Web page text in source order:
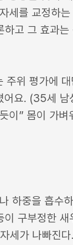
세를 교정하
고 그 효과는
위 평가에
어요. (35세 남
이” 몸이 가
하중을 흡수
구부정한
세가 나빠진다.